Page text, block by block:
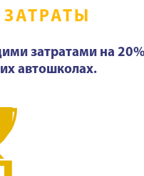
затратами на
автошколах.